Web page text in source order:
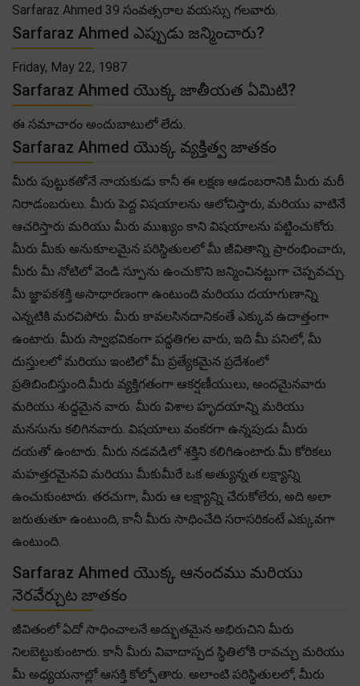
Sarfaraz Ahmed 39 సంవత్సరాల వయస్సు గలవారు.
Sarfaraz Ahmed ఎప్పుడు జన్మించారు?
Friday, May 22, 1987
Sarfaraz Ahmed యొక్క జాతీయత ఏమిటి?
ఈ సమాచారం అందుబాటులో లేదు.
Sarfaraz Ahmed యొక్క వ్యక్తిత్వ జాతకం
మీరు పుట్టుకతోనే నాయకుడు కానీ ఈ లక్షణ ఆడంబరానికి మీరు మరీ
నిరాడంబరులు. మీరు పెద్ద విషయాలను ఆలోచిస్తారు, మరియు వాటినే
ఆచరిస్తారు మరియు మీరు ముఖ్యం కాని విషయాలను పట్టించుకోరు.
మీరు మీకు అనుకూలమైన పరిస్థితులలో మీ జీవితాన్ని ప్రారంభించారు,
మీరు మీ నోటిలో వెండి స్పూను ఉంచుకొని జన్మించినట్టుగా చెప్పవచ్చు.
మీ జ్ఞాపకశక్తి అసాధారణంగా ఉంటుంది మరియు దయాగుణాన్ని
ఎన్నటికి మరచిపోరు. మీరు కావలసినదానికంతే ఎక్కువ ఉదాత్తంగా
ఉంటారు. మీరు స్వాభవికంగా పద్ధతిగల వారు, ఇది మీ పనిలో, మీ
దుస్తులలో మరియు ఇంటిలో మీ ప్రత్యేకమైన ప్రదేశంలో
ప్రతిబింబిస్తుంది.మీరు వ్యక్తిగతంగా ఆకర్షణీయులు, అందమైనవారు
మరియు శుద్ధమైన వారు. మీరు విశాల హృదయాన్ని మరియు
మనసును కలిగినవారు. విషయాలు వంకరగా ఉన్నపుడు మీరు
దయతో ఉంటారు. మీరు నడవడిలో శక్తిని కలిగిఉంటారు.మీ కోరికలు
మహత్తరమైనవి మరియు మీకుమీరే ఒక అత్యున్నత లక్ష్యాన్ని
ఉంచుకుంటారు. తరచుగా, మీరు ఆ లక్ష్యాన్ని చేరుకోలేరు, అది అలా
జరుతుతూ ఉంటుంది, కానీ మీరు సాధించేది సరాసరికంటే ఎక్కువగా
ఉంటుంది.
Sarfaraz Ahmed యొక్క ఆనందము మరియు
నెరవేర్చుట జాతకం
జీవితంలో ఏదో సాధించాలనే అద్భుతమైన అభిరుచిని మీరు
నిలబెట్టుకుంటారు. కానీ మీరు వివాదాస్పద స్థితిలోకి రావచ్చు మరియు
మీ అధ్యయనాల్లో ఆసక్తి కోల్పోతారు. అలాంటి పరిస్థితులలో, మీరు